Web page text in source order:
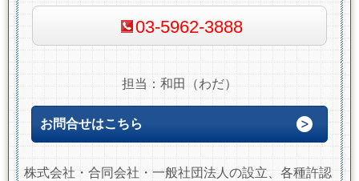
03-5962-3888
担当：和田（わだ）
お問合せはこちら
株式会社・合同会社・一般社団法人の設立、各種許認